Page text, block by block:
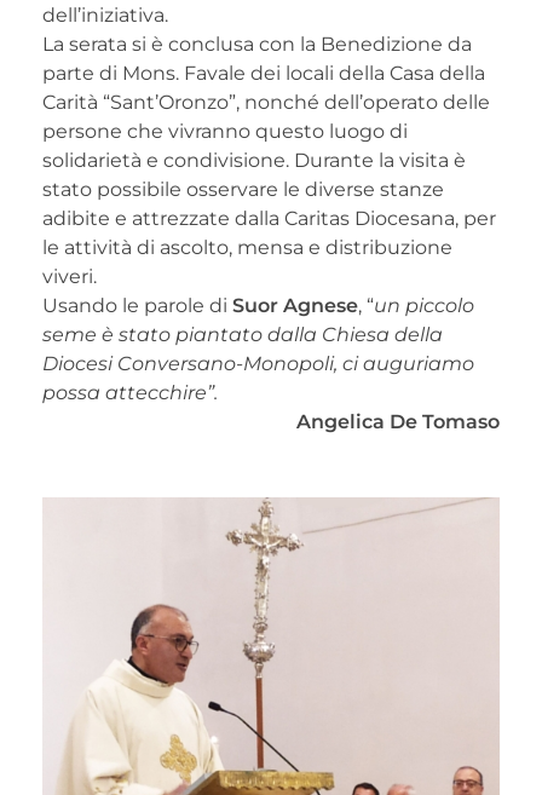
dell’iniziativa.
La serata si è conclusa con la Benedizione da
parte di Mons. Favale dei locali della Casa della
Carità “Sant’Oronzo”, nonché dell’operato delle
persone che vivranno questo luogo di
solidarietà e condivisione. Durante la visita è
stato possibile osservare le diverse stanze
adibite e attrezzate dalla Caritas Diocesana, per
le attività di ascolto, mensa e distribuzione
viveri.
Usando le parole di Suor Agnese, “un piccolo
seme è stato piantato dalla Chiesa della
Diocesi Conversano-Monopoli, ci auguriamo
possa attecchire”.
Angelica De Tomaso